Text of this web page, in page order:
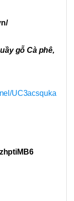
gỗ Cà phê,
UC3acsquka